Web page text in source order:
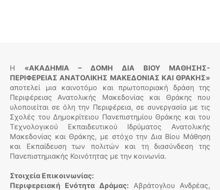
Η «ΑΚΑΔΗΜΙΑ – ΔΟΜΗ ΔΙΑ ΒΙΟΥ ΜΑΘΗΣΗΣ-
ΠΕΡΙΦΕΡΕΙΑΣ ΑΝΑΤΟΛΙΚΗΣ ΜΑΚΕΔΟΝΙΑΣ ΚΑΙ ΘΡΑΚΗΣ»
αποτελεί μια καινοτόμο και πρωτοποριακή δράση της
Περιφέρειας Ανατολικής Μακεδονίας και Θράκης που
υλοποιείται σε όλη την Περιφέρεια, σε συνεργασία με τις
Σχολές του Δημοκρίτειου Πανεπιστημίου Θράκης και του
Τεχνολογικού Εκπαιδευτικού Ιδρύματος Ανατολικής
Μακεδονίας και Θράκης, με στόχο την Δια Βίου Μάθηση
και Εκπαίδευση των πολιτών και τη διασύνδεση της
Πανεπιστημιακής Κοινότητας με την κοινωνία.
Στοιχεία Επικοινωνίας:
Περιφερειακή Ενότητα Δράμας: Αβράτογλου Ανδρέας,